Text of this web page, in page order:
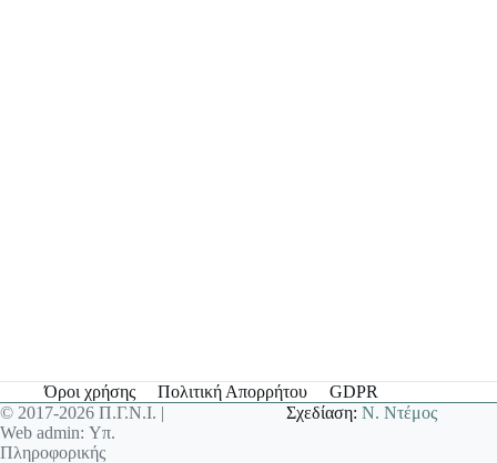
Όροι χρήσης Πολιτική Απορρήτου
GDPR
© 2017-2026 Π.Γ.Ν.Ι. |
Web admin: Υπ.
Πληροφορικής
Σχεδίαση:Ν. Ντέμος